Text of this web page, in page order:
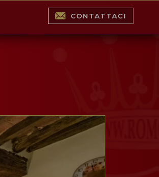
CONTATTACI